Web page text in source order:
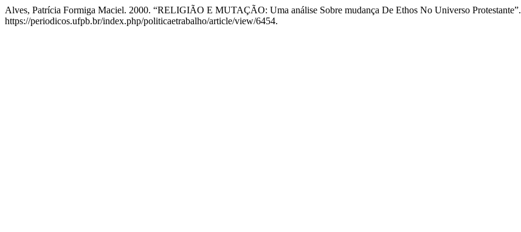
Alves, Patrícia Formiga Maciel. 2000. “RELIGIÃO E MUTAÇÃO: Uma análise Sobre mudança De Ethos No Universo Protestante”.
https://periodicos.ufpb.br/index.php/politicaetrabalho/article/view/6454.